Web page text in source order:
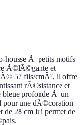
housse Ã petits motifs
Ã©lÃ©gante et
57 fils/cmÂ², il offre
rÃ©sistance et
bleue profonde Ã un
une dÃ©coration
de 28 cm lui permet de